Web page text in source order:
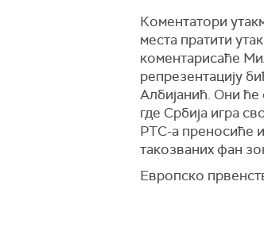
Коментатори
места пратити
коментарисаће
репрезентацију
Албијанић. Они ће
где Србија игра
РТС-а преносиће
такозваних фан
Европско